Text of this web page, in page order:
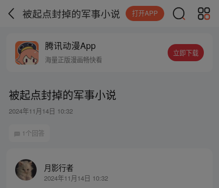
被起点封掉的军事小说 打开APP
腾讯动漫App
海量正版漫画畅快看
立即下载
被起点封掉的军事小说
2024年11月14日 10:32
1个回答
月影行者
2024年11月14日 10:32